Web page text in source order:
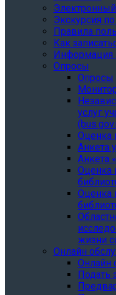
Электронный
Экскурсия
Правила
Как
Информация
Опросы
Опросы
услуг
Оценка
Анкета
Анкета
Oценка
Oценка
жизни
Онлайн
Онлайн
Подать